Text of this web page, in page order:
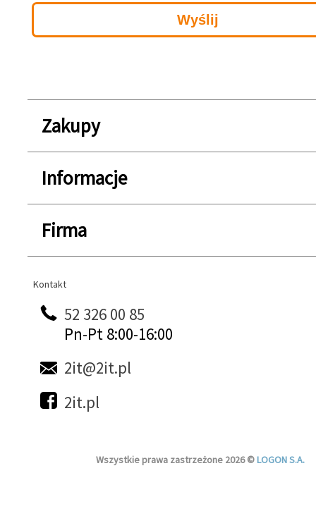
Zakupy
Informacje
Firma
Kontakt
Kontakt
52 326 00 85
Pn-Pt 8:00-16:00
2it@2it.pl
2it.pl
Wszystkie prawa zastrzeżone 2026 ©LOGON S.A.